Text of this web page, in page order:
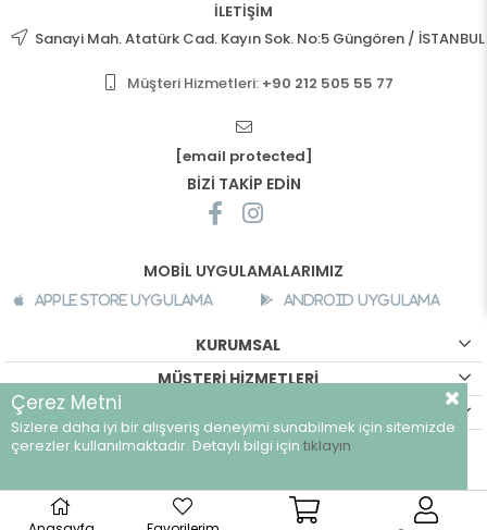
İLETİŞİM
Sanayi Mah. Atatürk Cad. Kayın Sok. No:5 Güngören / İSTANBUL
Müşteri Hizmetleri: +90 212 505 55 77
[email protected]
BİZİ TAKİP EDİN
MOBİL UYGULAMALARIMIZ
Apple Store Uygulama Android Uygulama
KURUMSAL
MÜŞTERİ HİZMETLERİ
©breeze.com.tr - Tüm hakları saklıdır.
Çerez Metni
Sizlere daha iyi bir alışveriş deneyimi sunabilmek için sitemizde
çerezler kullanılmaktadır. Detaylı bilgi için tıklayın